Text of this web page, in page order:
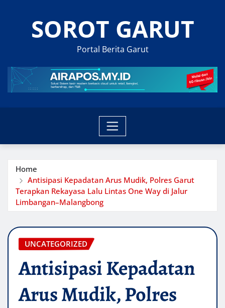
SOROT GARUT
Portal Berita Garut
Home
Antisipasi Kepadatan Arus Mudik, Polres Garut
Terapkan Rekayasa Lalu Lintas One Way di Jalur
Limbangan–Malangbong
UNCATEGORIZED
Antisipasi Kepadatan
Arus Mudik, Polres